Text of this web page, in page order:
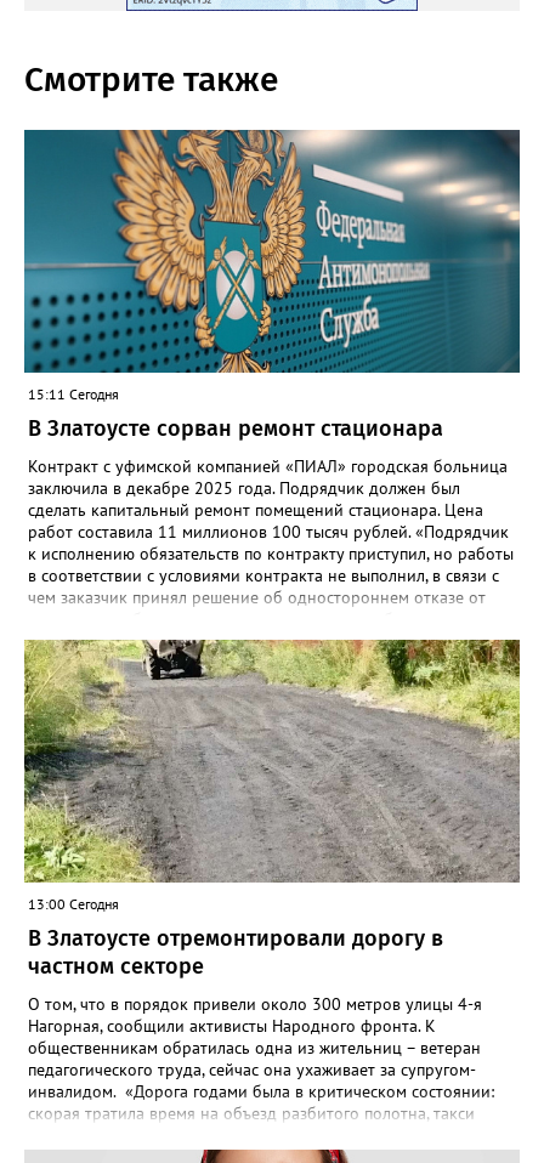
Смотрите также
15:11 Сегодня
В Златоусте сорван ремонт стационара
Контракт с уфимской компанией «ПИАЛ» городская больница
заключила в декабре 2025 года. Подрядчик должен был
сделать капитальный ремонт помещений стационара. Цена
работ составила 11 миллионов 100 тысяч рублей. «Подрядчик
к исполнению обязательств по контракту приступил, но работы
в соответствии с условиями контракта не выполнил, в связи с
чем заказчик принял решение об одностороннем отказе от
Челябинском УФАС. Антимонопольная служба приняла
решение включить ООО «ПИАЛ» в реестр недобросовестных
поставщиков. В чёрном списке уфимский подрядчик будет два
года.
13:00 Сегодня
В Златоусте отремонтировали дорогу в
частном секторе
О том, что в порядок привели около 300 метров улицы 4-я
Нагорная, сообщили активисты Народного фронта. К
общественникам обратилась одна из жительниц – ветеран
педагогического труда, сейчас она ухаживает за супругом-
инвалидом. «Дорога годами была в критическом состоянии:
скорая тратила время на объезд разбитого полотна, такси
однажды реанимация не смогла добраться до больного.